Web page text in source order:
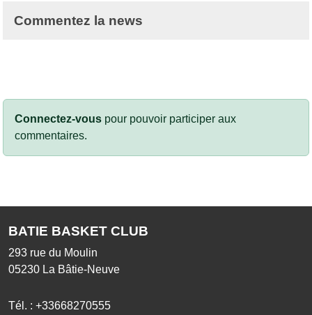
Commentez la news
Connectez-vous pour pouvoir participer aux
commentaires.
BATIE BASKET CLUB
293 rue du Moulin
05230 La Bâtie-Neuve
Tél. : +33668270555